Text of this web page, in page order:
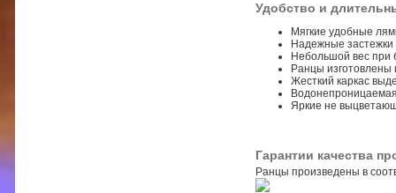
Удобство и
Мягкие удобные
Надежные застежки
Небольшой вес при
Ранцы изготовлены
Жесткий каркас
Яркие не
Гарантии качества
Ранцы произведены в